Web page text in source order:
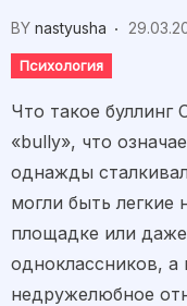
BY nastyusha
Психология
Что такое буллинг
«bully», что
однажды
могли быть легкие
площадке или
одноклассников,
недружелюбное